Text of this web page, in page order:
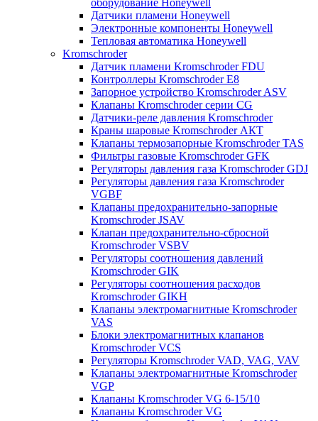
оборудование Honeywell
Датчики пламени Honeywell
Электронные компоненты Honeywell
Тепловая автоматика Honeywell
Kromschroder
Датчик пламени Kromschroder FDU
Контроллеры Kromschroder E8
Запорное устройство Kromschroder ASV
Клапаны Kromschroder серии CG
Датчики-реле давления Kromschroder
Краны шаровые Kromschroder АКТ
Клапаны термозапорные Kromschroder TAS
Фильтры газовые Kromschroder GFK
Регуляторы давления газа Kromschroder GDJ
Регуляторы давления газа Kromschroder
VGBF
Клапаны предохранительно-запорные
Kromschroder JSAV
Клапан предохранительно-сбросной
Kromschroder VSBV
Регуляторы соотношения давлений
Kromschroder GIK
Регуляторы соотношения расходов
Kromschroder GIKH
Клапаны электромагнитные Kromschroder
VAS
Блоки электромагнитных клапанов
Kromschroder VCS
Регуляторы Kromschroder VAD, VAG, VAV
Клапаны электромагнитные Kromschroder
VGP
Клапаны Kromschroder VG 6-15/10
Клапаны Kromschroder VG